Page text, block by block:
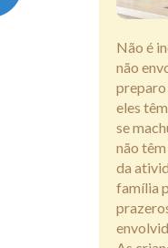
Não é
não
preparo
eles
se
não
da
família